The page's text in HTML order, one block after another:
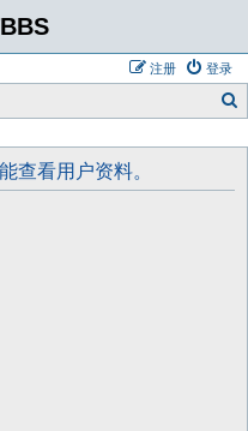
登录
注册
查看用户资料。